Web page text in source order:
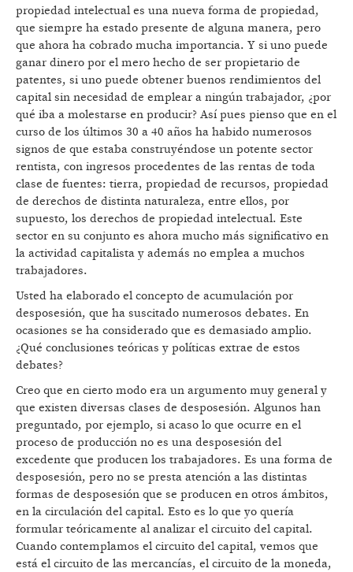
propiedad intelectual es una nueva forma de propiedad,
que siempre ha estado presente de alguna manera, pero
que ahora ha cobrado mucha importancia. Y si uno puede
ganar dinero por el mero hecho de ser propietario de
patentes, si uno puede obtener buenos rendimientos del
capital sin necesidad de emplear a ningún trabajador, ¿por
qué iba a molestarse en producir? Así pues pienso que en el
curso de los últimos 30 a 40 años ha habido numerosos
signos de que estaba construyéndose un potente sector
rentista, con ingresos procedentes de las rentas de toda
clase de fuentes: tierra, propiedad de recursos, propiedad
de derechos de distinta naturaleza, entre ellos, por
supuesto, los derechos de propiedad intelectual. Este
sector en su conjunto es ahora mucho más significativo en
la actividad capitalista y además no emplea a muchos
trabajadores.
Usted ha elaborado el concepto de acumulación por
desposesión, que ha suscitado numerosos debates. En
ocasiones se ha considerado que es demasiado amplio.
¿Qué conclusiones teóricas y políticas extrae de estos
debates?
Creo que en cierto modo era un argumento muy general y
que existen diversas clases de desposesión. Algunos han
preguntado, por ejemplo, si acaso lo que ocurre en el
proceso de producción no es una desposesión del
excedente que producen los trabajadores. Es una forma de
desposesión, pero no se presta atención a las distintas
formas de desposesión que se producen en otros ámbitos,
en la circulación del capital. Esto es lo que yo quería
formular teóricamente al analizar el circuito del capital.
Cuando contemplamos el circuito del capital, vemos que
está el circuito de las mercancías, el circuito de la moneda,